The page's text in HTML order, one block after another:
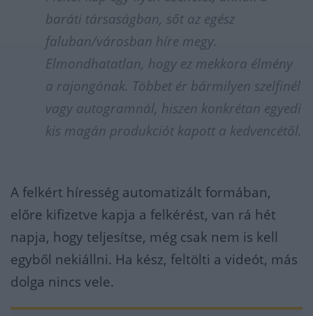
baráti társaságban, sőt az egész
faluban/városban híre megy.
Elmondhatatlan, hogy ez mekkora élmény
a rajongónak. Többet ér bármilyen szelfinél
vagy autogramnál, hiszen konkrétan egyedi
kis magán produkciót kapott a kedvencétől.
A felkért híresség automatizált formában,
előre kifizetve kapja a felkérést, van rá hét
napja, hogy teljesítse, még csak nem is kell
egyből nekiállni. Ha kész, feltölti a videót, más
dolga nincs vele.